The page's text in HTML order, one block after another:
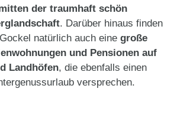
der traumhaft schön
. Darüber hinaus finden
natürlich auch einegroße
und Pensionen auf
Landhöfen, die ebenfalls einen
versprechen.